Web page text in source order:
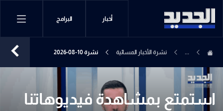
أخبار البرامج
... نشرة الأخبار المسائية نشرة 10-08-2026
استمتع بمشاهدة فيديوهاتنا